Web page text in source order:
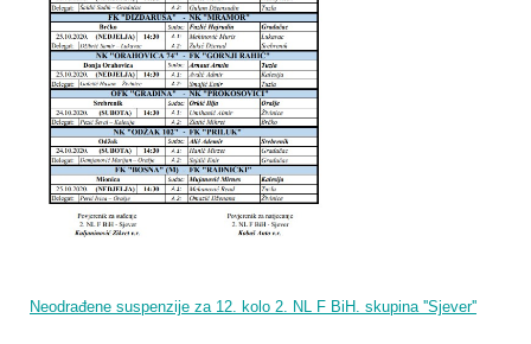
Neodrađene suspenzije za 12. kolo 2. NL F BiH. skupina ''Sjever''